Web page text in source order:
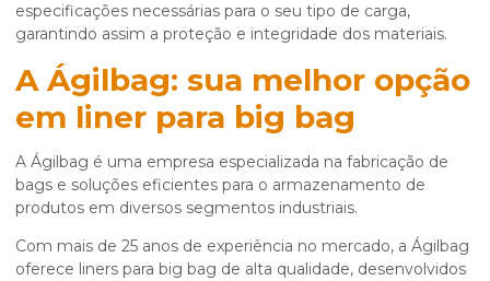
especificações necessárias para o seu tipo de carga,
garantindo assim a proteção e integridade dos materiais.
A Ágilbag: sua melhor opção
em liner para big bag
A Ágilbag é uma empresa especializada na fabricação de
bags e soluções eficientes para o armazenamento de
produtos em diversos segmentos industriais.
Com mais de 25 anos de experiência no mercado, a Ágilbag
oferece liners para big bag de alta qualidade, desenvolvidos